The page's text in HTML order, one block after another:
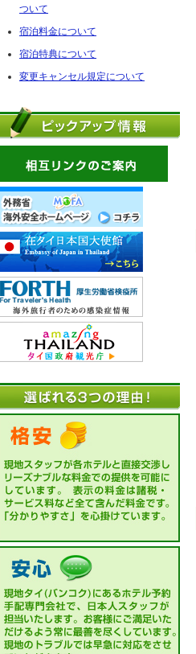
ついて
宿泊料金について
宿泊特典について
変更キャンセル規定について